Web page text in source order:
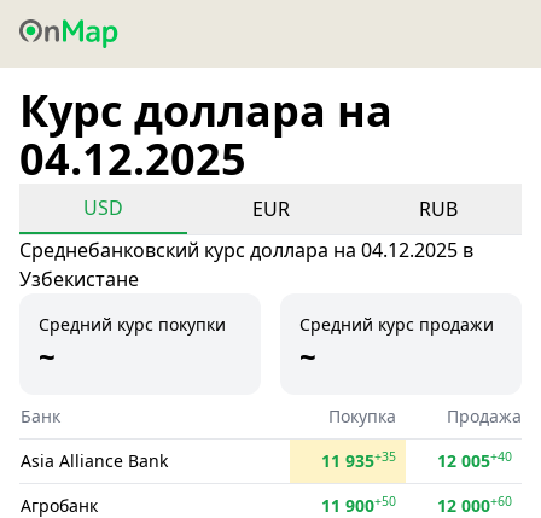
Курс доллара на
04.12.2025
USD EUR
RUB
Среднебанковский курс доллара на 04.12.2025 в
Узбекистане
Средний курс покупки
~
Средний курс продажи
~
Банк Покупка
Продажа
Asia Alliance Bank
11 935+35 12 005+40
Агробанк 11 900+50 12 000+60